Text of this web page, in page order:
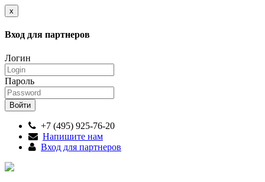
x
Вход для партнеров
Логин
Пароль
+7 (495) 925-76-20
Напишите нам
Вход для партнеров